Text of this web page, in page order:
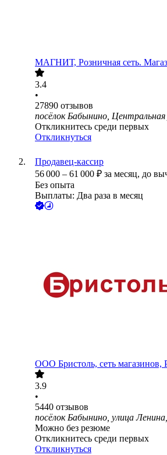
МАГНИТ, Розничная сеть.
3.4
•
27890 отзывов
посёлок Бабынино, Центральная
Откликнитесь среди первых
Откликнуться
Продавец-кассир
56 000 – 61 000 ₽ за месяц, до
Без опыта
Выплаты: Два раза в месяц
ООО Бристоль, сеть магазинов,
3.9
•
5440 отзывов
посёлок Бабынино, улица
Можно без резюме
Откликнитесь среди первых
Откликнуться